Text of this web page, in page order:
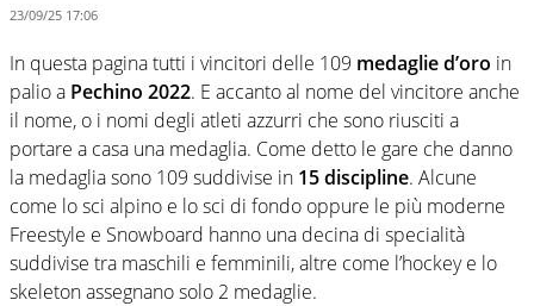
23/09/25 17:06
In questa pagina tutti i vincitori delle 109 medaglie d’oro in
palio a Pechino 2022. E accanto al nome del vincitore anche
il nome, o i nomi degli atleti azzurri che sono riusciti a
portare a casa una medaglia. Come detto le gare che danno
la medaglia sono 109 suddivise in 15 discipline. Alcune
come lo sci alpino e lo sci di fondo oppure le più moderne
Freestyle e Snowboard hanno una decina di specialità
suddivise tra maschili e femminili, altre come l’hockey e lo
skeleton assegnano solo 2 medaglie.